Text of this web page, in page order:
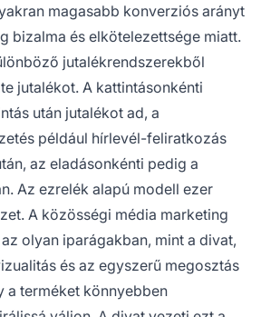
magasabb konverziós arányt
bizalma és elkötelezettsége miatt.
jutalékrendszerekből
jutalékot. A kattintásonkénti
után jutalékot ad, a
például hírlevél-feliratkozás
az eladásonkénti pedig a
Az ezrelék alapú modell ezer
A közösségi média marketing
olyan iparágakban, mint a divat,
és az egyszerű megosztás
a terméket könnyebben